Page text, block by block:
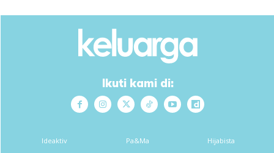
memuji kecemerlangan anak sulungnya. Rata-rata
mengucapkan tahniah dan kagum cara Sarah mendidik
“Pandai weyhh. dahlah ensem, mak dia pandai didik.”
Ikuti kami di:
Ideaktiv Pa&Ma Hijabista